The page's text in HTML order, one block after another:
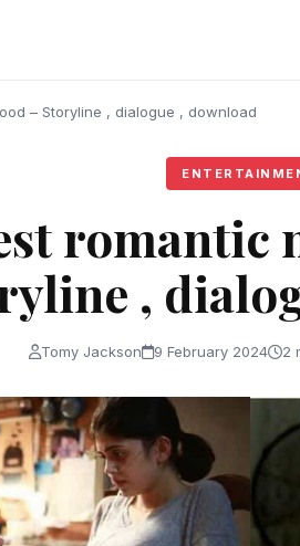
– Storyline , dialogue , download
romantic
,
Tomy Jackson 9 February 2024 2